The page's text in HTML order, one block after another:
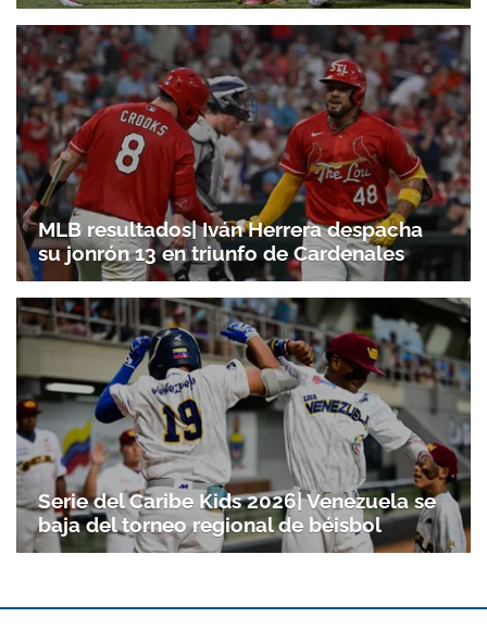
MLB resultados| Iván Herrera despacha
su jonrón 13 en triunfo de Cardenales
Serie del Caribe Kids 2026| Venezuela se
baja del torneo regional de béisbol